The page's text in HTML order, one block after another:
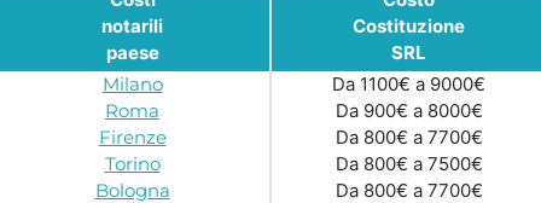
notarili
paese
Milano
Roma
Firenze
Torino
Bologna
Costituzione
SRL
Da 1100€ a 9000€
Da 900€ a 8000€
Da 800€ a 7700€
Da 800€ a 7500€
Da 800€ a 7700€